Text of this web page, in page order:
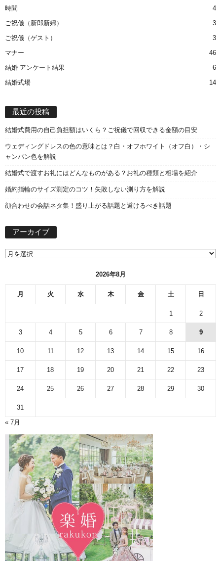
時間
4
ご祝儀（新郎新婦）
3
ご祝儀（ゲスト）
3
マナー
46
結婚 アンケート結果
6
結婚式場
14
最近の投稿
結婚式費用の自己負担額はいくら？ご祝儀で回収できる金額の目安
ウェディングドレスの色の意味とは？白・オフホワイト（オフ白）・シ
ャンパン色を解説
結婚式で渡すお礼にはどんなものがある？お礼の種類と相場を紹介
婚約指輪のサイズ測定のコツ！失敗しない測り方を解説
顔合わせの会話ネタ集！盛り上がる話題と避けるべき話題
アーカイブ
2026年8月
月 火 水 木 金 土 日
1 2
3 4 5 6 7 8 9
10 11 12 13 14 15 16
17 18 19 20 21 22 23
24 25 26 27 28 29 30
31
« 7月